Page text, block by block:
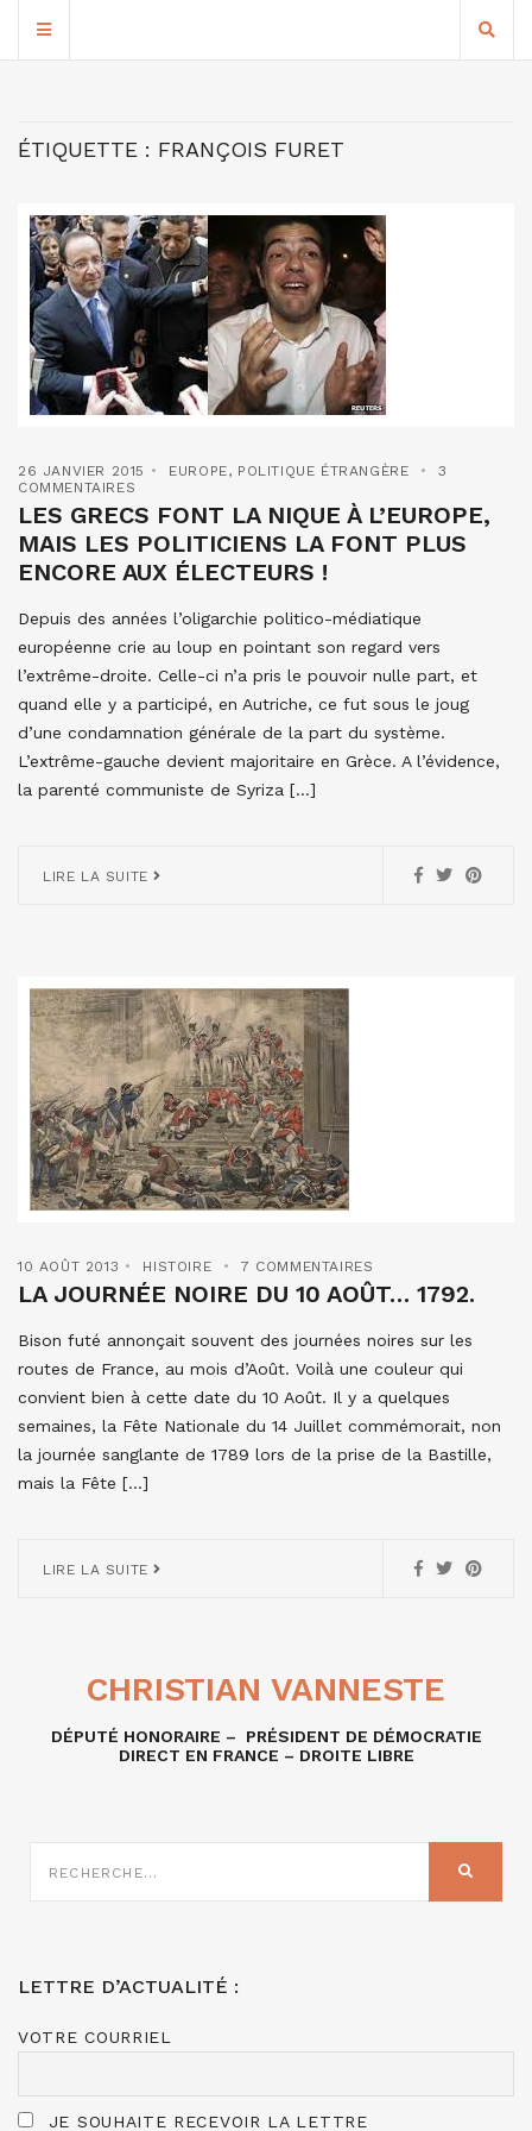
ÉTIQUETTE : FRANÇOIS FURET
26 JANVIER 2015 EUROPE, POLITIQUE ÉTRANGÈRE
3
COMMENTAIRES
LES GRECS FONT LA NIQUE À L’EUROPE,
MAIS LES POLITICIENS LA FONT PLUS
ENCORE AUX ÉLECTEURS !
Depuis des années l’oligarchie politico-médiatique
européenne crie au loup en pointant son regard vers
l’extrême-droite. Celle-ci n’a pris le pouvoir nulle part, et
quand elle y a participé, en Autriche, ce fut sous le joug
d’une condamnation générale de la part du système.
L’extrême-gauche devient majoritaire en Grèce. A l’évidence,
la parenté communiste de Syriza […]
LIRE LA SUITE
10 AOÛT 2013 HISTOIRE 7 COMMENTAIRES
LA JOURNÉE NOIRE DU 10 AOÛT… 1792.
Bison futé annonçait souvent des journées noires sur les
routes de France, au mois d’Août. Voilà une couleur qui
convient bien à cette date du 10 Août. Il y a quelques
semaines, la Fête Nationale du 14 Juillet commémorait, non
la journée sanglante de 1789 lors de la prise de la Bastille,
mais la Fête […]
LIRE LA SUITE
CHRISTIAN VANNESTE
DÉPUTÉ HONORAIRE – PRÉSIDENT DE DÉMOCRATIE
DIRECT EN FRANCE – DROITE LIBRE
SUR
LETTRE D’ACTUALITÉ :
VOTRE COURRIEL
JE SOUHAITE RECEVOIR LA LETTRE